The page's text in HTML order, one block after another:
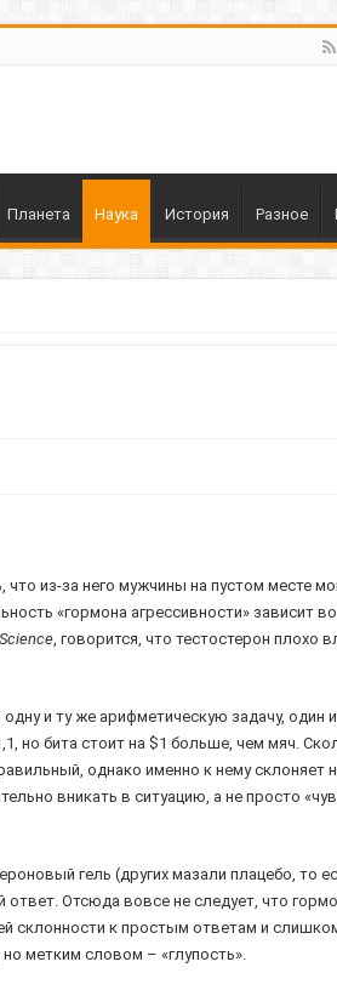
Планета Наука История Разное
из-за него мужчины на пустом месте
«гормона агрессивности» зависит
, говорится, что тестостерон плохо
и ту же арифметическую задачу, один
но бита стоит на $1 больше, чем мяч.
однако именно к нему склоняет
вникать в ситуацию, а не просто
гель (других мазали плацебо, то
Отсюда вовсе не следует, что
склонности к простым ответам и
метким словом – «глупость».